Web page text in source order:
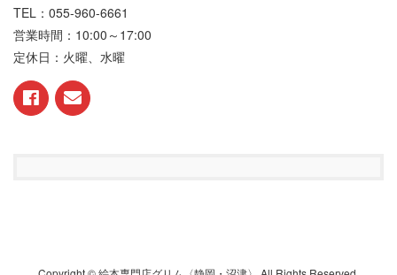
TEL：055-960-6661
営業時間：10:00～17:00
定休日：火曜、水曜